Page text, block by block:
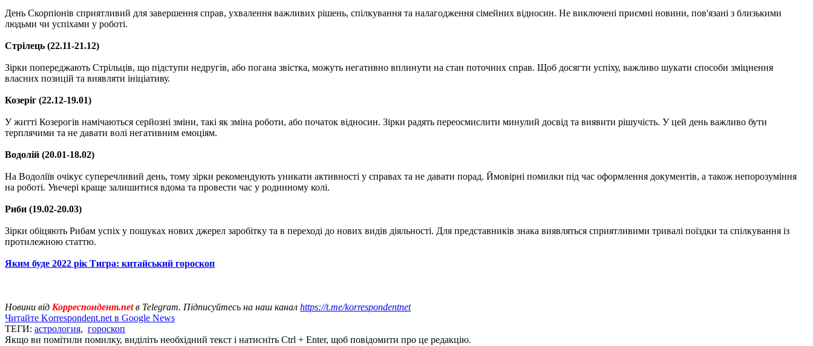
День Скорпіонів сприятливий для завершення справ, ухвалення важливих рішень, спілкування та налагодження сімейних відносин. Не виключені приємні новини, пов'язані з близькими
людьми чи успіхами у роботі.
Стрілець (22.11-21.12)
Зірки попереджають Стрільців, що підступи недругів, або погана звістка, можуть негативно вплинути на стан поточних справ. Щоб досягти успіху, важливо шукати способи зміцнення
власних позицій та виявляти ініціативу.
Козеріг (22.12-19.01)
У житті Козерогів намічаються серйозні зміни, такі як зміна роботи, або початок відносин. Зірки радять переосмислити минулий досвід та виявити рішучість. У цей день важливо бути
терплячими та не давати волі негативним емоціям.
Водолій (20.01-18.02)
На Водоліїв очікує суперечливий день, тому зірки рекомендують уникати активності у справах та не давати порад. Ймовірні помилки під час оформлення документів, а також непорозуміння
на роботі. Увечері краще залишитися вдома та провести час у родинному колі.
Риби (19.02-20.03)
Зірки обіцяють Рибам успіх у пошуках нових джерел заробітку та в переході до нових видів діяльності. Для представників знака виявляться сприятливими тривалі поїздки та спілкування із
протилежною статтю.
Яким буде 2022 рік Тигра: китайський гороскоп
Новини від Корреспондент.netв Telegram. Підписуйтесь на наш канал https://t.me/korrespondentnet
Читайте Korrespondent.net в Google News
ТЕГИ: астрология, гороскоп
Якщо ви помітили помилку, виділіть необхідний текст і натисніть Ctrl + Enter, щоб повідомити про це редакцію.